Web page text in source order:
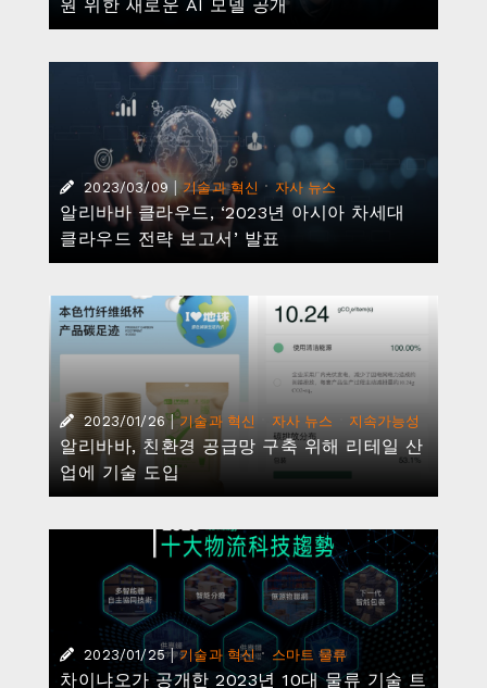
알리바바, 친환경 공급망 구축 위해 리테일 산
업에 기술 도입
차이냐오가 공개한 2023년 10대 물류 기술 트
렌드
알리바바그룹 다모 아카데미, 2023년 IT 산업
10대 트렌드 발표